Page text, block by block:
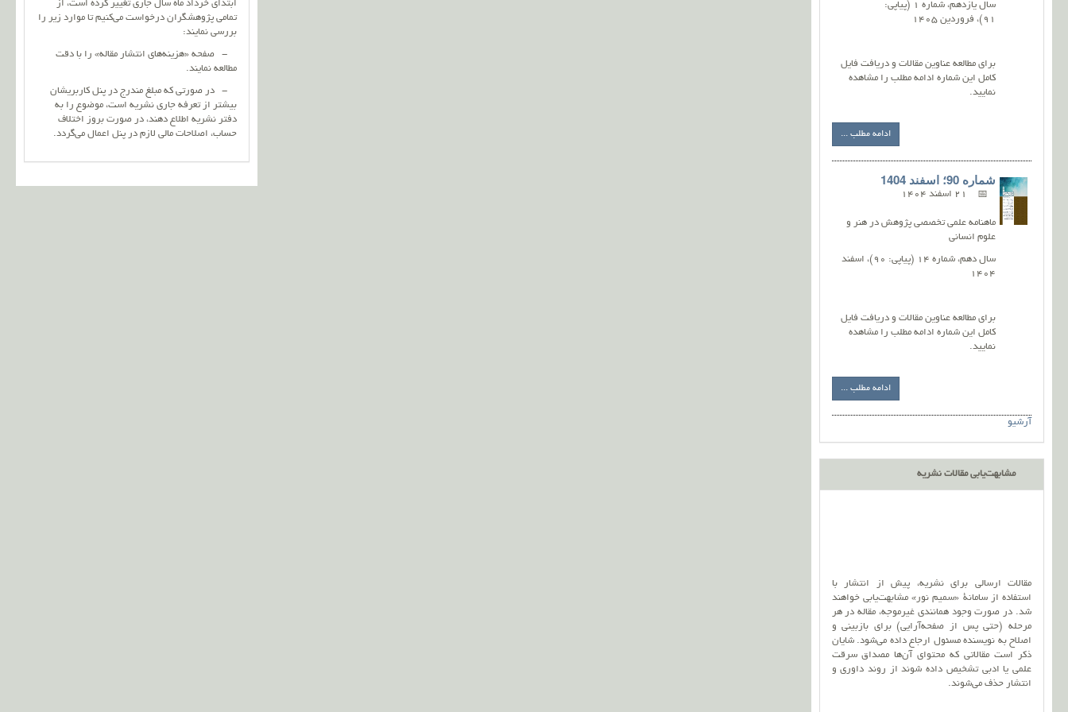
سال یازدهم، شماره 1 (پیاپی:
91)، فروردین 1405
برای مطالعه عناوین مقالات و دریافت فایل
کامل این شماره ادامه مطلب را مشاهده
نمایید.
ادامه مطلب ...
شماره 90؛ اسفند 1404
21 اسفند 1404
ماهنامه علمی تخصصی پژوهش در هنر و
علوم انسانی
سال دهم، شماره 14 (پیاپی: 90)، اسفند
1404
برای مطالعه عناوین مقالات و دریافت فایل
کامل این شماره ادامه مطلب را مشاهده
نمایید.
ادامه مطلب ...
آرشیو
مشابهت‌یابی مقالات نشریه
مقالات ارسالی برای نشریه، پیش از انتشار با
استفاده از سامانۀ «سمیم نور» مشابهت‌یابی خواهند
شد. در صورت وجود همانندی غیرموجه، مقاله در هر
مرحله (حتی پس از صفحه‌آرایی) برای بازبینی و
اصلاح به نویسنده مسئول ارجاع داده می‌شود. شایان
ذکر است مقالاتی که محتوای آن‌ها مصداق سرقت
علمی یا ادبی تشخیص داده شوند از روند داوری و
انتشار حذف می‌شوند.
ابتدای خرداد ماه سال جاری تغییر کرده است، از
تمامی پژوهشگران درخواست می‌کنیم تا موارد زیر را
بررسی نمایند:
- صفحه «هزینه‌های انتشار مقاله» را با دقت
مطالعه نمایند.
- در صورتی که مبلغ مندرج در پنل کاربریشان
بیشتر از تعرفه جاری نشریه است، موضوع را به
دفتر نشریه اطلاع دهند، در صورت بروز اختلاف
حساب، اصلاحات مالی لازم در پنل اعمال می‌گردد.